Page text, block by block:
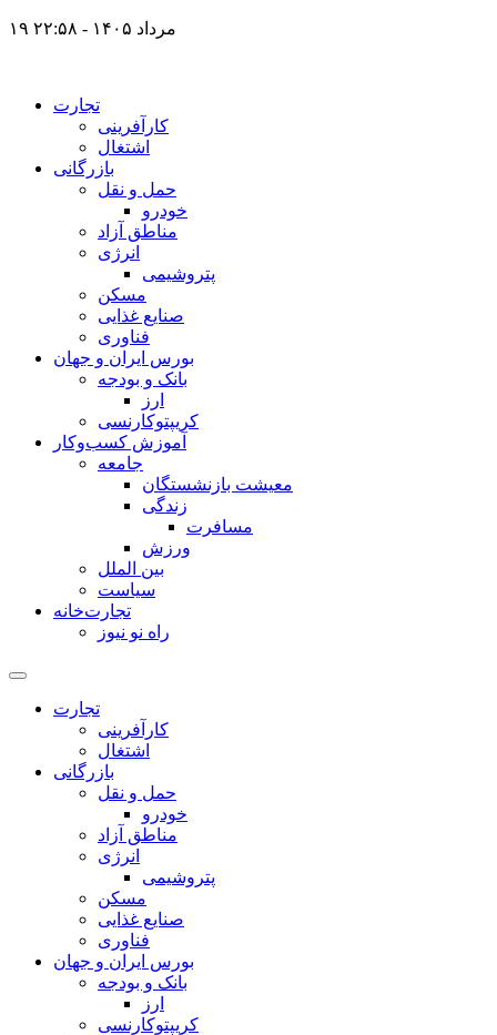
۱۹ مرداد ۱۴۰۵ - ۲۲:۵۸
تجارت
کارآفرینی
اشتغال
بازرگانی
حمل و نقل
خودرو
مناطق آزاد
انرژی
پتروشیمی
مسکن
صنایع غذایی
فناوری
بورس ایران و جهان
بانک و بودجه
ارز
کریپتوکارنسی
آموزش کسب‌وکار
جامعه
معیشت بازنشستگان
زندگی
مسافرت
ورزش
بین الملل
سیاست
تجارت‌خانه
راه نو نیوز
تجارت
کارآفرینی
اشتغال
بازرگانی
حمل و نقل
خودرو
مناطق آزاد
انرژی
پتروشیمی
مسکن
صنایع غذایی
فناوری
بورس ایران و جهان
بانک و بودجه
ارز
کریپتوکارنسی